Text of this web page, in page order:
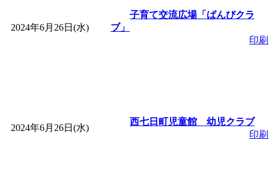
2024年6月26日(水)
子育て交流広場「ばんびクラ
ブ」
印刷
2024年6月26日(水)
西七日町児童館 幼児クラブ
印刷